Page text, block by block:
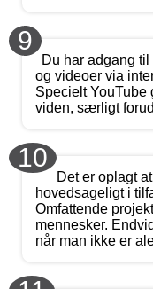
9
Du har adgang
og videoer via
Specielt YouTube
viden, særligt
10
Det er oplagt
hovedsageligt i
Omfattende
mennesker.
når man ikke er